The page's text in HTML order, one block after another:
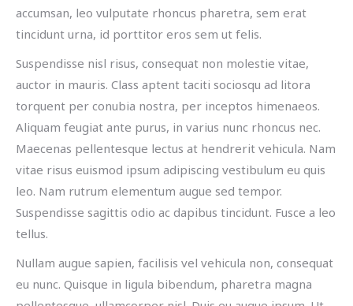
accumsan, leo vulputate rhoncus pharetra, sem erat
tincidunt urna, id porttitor eros sem ut felis.
Suspendisse nisl risus, consequat non molestie vitae,
auctor in mauris. Class aptent taciti sociosqu ad litora
torquent per conubia nostra, per inceptos himenaeos.
Aliquam feugiat ante purus, in varius nunc rhoncus nec.
Maecenas pellentesque lectus at hendrerit vehicula. Nam
vitae risus euismod ipsum adipiscing vestibulum eu quis
leo. Nam rutrum elementum augue sed tempor.
Suspendisse sagittis odio ac dapibus tincidunt. Fusce a leo
tellus.
Nullam augue sapien, facilisis vel vehicula non, consequat
eu nunc. Quisque in ligula bibendum, pharetra magna